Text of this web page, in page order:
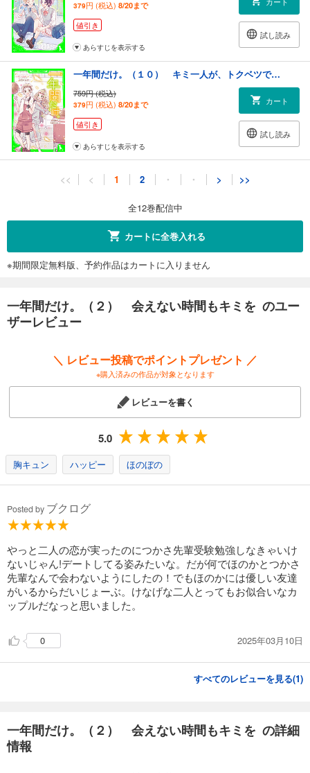
379円 (税込) 8/20まで
値引き
試し読み
あらすじを表示する
一年間だけ。（１０） キミ一人が、トクベツで…
759円 (税込)
379円 (税込) 8/20まで
値引き
カート
試し読み
あらすじを表示する
一年間だけ。（１１） キミと、ゼッタイの約束を
8/20まで
値引き
一年間だけ。（１２） キミと未来も永遠に
円 (税込) 8/20まで
値引き
カート
<< < 1 2 ・ ・ > >>
全12巻配信中
カートに全巻入れる
※期間限定無料版、予約作品はカートに入りません
一年間だけ。（２） 会えない時間もキミを のユー
ザーレビュー
＼ レビュー投稿でポイントプレゼント ／
※購入済みの作品が対象となります
レビューを書く
5.0
胸キュン ハッピー ほのぼの
Posted by ブクログ
やっと二人の恋が実ったのにつかさ先輩受験勉強しなきゃいけ
ないじゃん!デートしてる姿みたいな。だが何でほのかとつかさ
先輩なんで会わないようにしたの！でもほのかには優しい友達
がいるからだいじょーぶ。けなげな二人とってもお似合いなカ
ップルだなっと思いました。
0 2025年03月10日
すべてのレビューを見る(1)
一年間だけ。（２） 会えない時間もキミを の詳細
情報